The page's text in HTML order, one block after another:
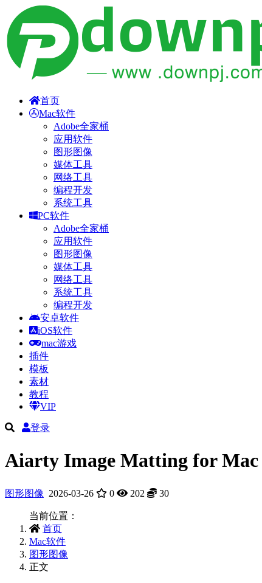
首页
Mac软件
Adobe全家桶
应用软件
图形图像
媒体工具
网络工具
编程开发
系统工具
PC软件
Adobe全家桶
应用软件
图形图像
媒体工具
网络工具
系统工具
编程开发
安卓软件
iOS软件
mac游戏
插件
模板
素材
教程
VIP
登录
Aiarty Image Matting for
图形图像 2026-03-26 0 202 30
当前位置：
首页
Mac软件
图形图像
正文